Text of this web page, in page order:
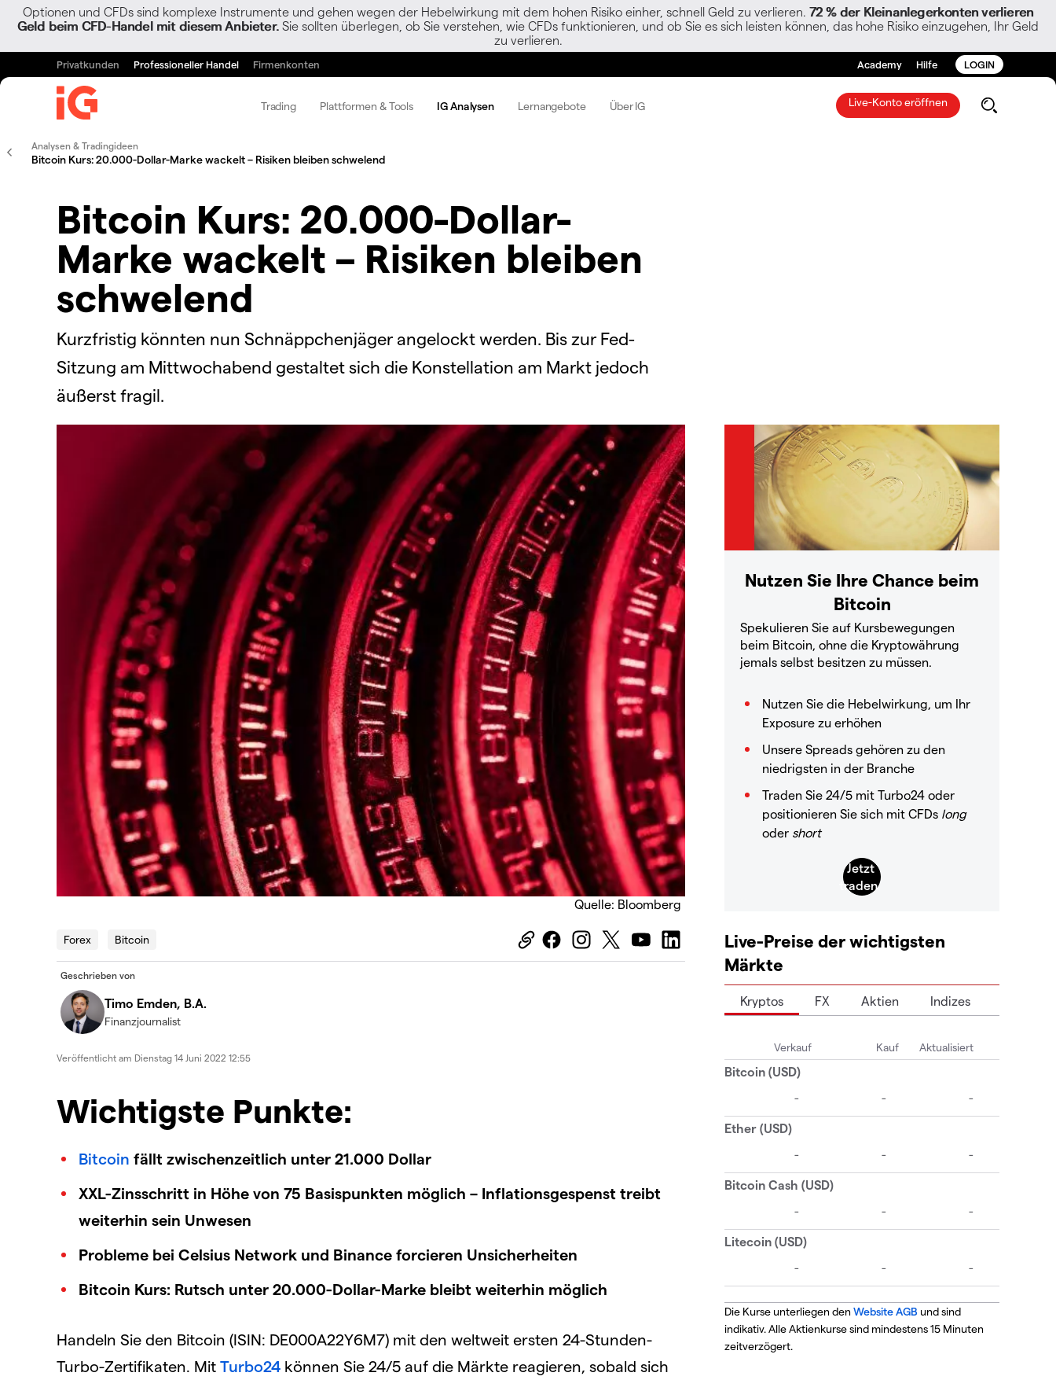
Optionen und CFDs sind komplexe Instrumente und gehen wegen der Hebelwirkung mit dem hohen Risiko einher, schnell Geld zu verlieren. 72 % der Kleinanlegerkonten verlieren
Geld beim CFD-Handel mit diesem Anbieter. Sie sollten überlegen, ob Sie verstehen, wie CFDs funktionieren, und ob Sie es sich leisten können, das hohe Risiko einzugehen, Ihr Geld
zu verlieren.
Privatkunden Professioneller Handel Firmenkonten Academy Hilfe LOGIN
Trading Plattformen & Tools IG Analysen Lernangebote Über IG Live-Konto eröffnen
Analysen & Tradingideen
Bitcoin Kurs: 20.000-Dollar-Marke wackelt – Risiken bleiben schwelend
Bitcoin Kurs: 20.000-Dollar-
Marke wackelt – Risiken bleiben
schwelend
Kurzfristig könnten nun Schnäppchenjäger angelockt werden. Bis zur Fed-
Sitzung am Mittwochabend gestaltet sich die Konstellation am Markt jedoch
äußerst fragil.
Quelle: Bloomberg
Forex Bitcoin
Geschrieben von
Timo Emden, B.A.
Finanzjournalist
Veröffentlicht am Dienstag 14 Juni 2022 12:55
Wichtigste Punkte:
Bitcoin fällt zwischenzeitlich unter 21.000 Dollar
XXL-Zinsschritt in Höhe von 75 Basispunkten möglich – Inflationsgespenst treibt
weiterhin sein Unwesen
Probleme bei Celsius Network und Binance forcieren Unsicherheiten
Bitcoin Kurs: Rutsch unter 20.000-Dollar-Marke bleibt weiterhin möglich
Handeln Sie den Bitcoin (ISIN: DE000A22Y6M7) mit den weltweit ersten 24-Stunden-
Turbo-Zertifikaten. Mit Turbo24 können Sie 24/5 auf die Märkte reagieren, sobald sich
Nutzen Sie Ihre Chance beim
Bitcoin
Spekulieren Sie auf Kursbewegungen
beim Bitcoin, ohne die Kryptowährung
jemals selbst besitzen zu müssen.
Nutzen Sie die Hebelwirkung, um Ihr
Exposure zu erhöhen
Unsere Spreads gehören zu den
niedrigsten in der Branche
Traden Sie 24/5 mit Turbo24 oder
positionieren Sie sich mit CFDs long
oder short
Live-Preise der wichtigsten
Märkte
Kryptos FX Aktien Indizes
Die Kurse unterliegen den Website AGB und sind
indikativ. Alle Aktienkurse sind mindestens 15 Minuten
zeitverzögert.